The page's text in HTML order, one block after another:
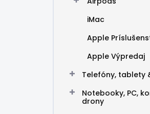
iMac
Apple
Apple Výpredaj
Telefóny, tablety
Notebooky, PC,
drony